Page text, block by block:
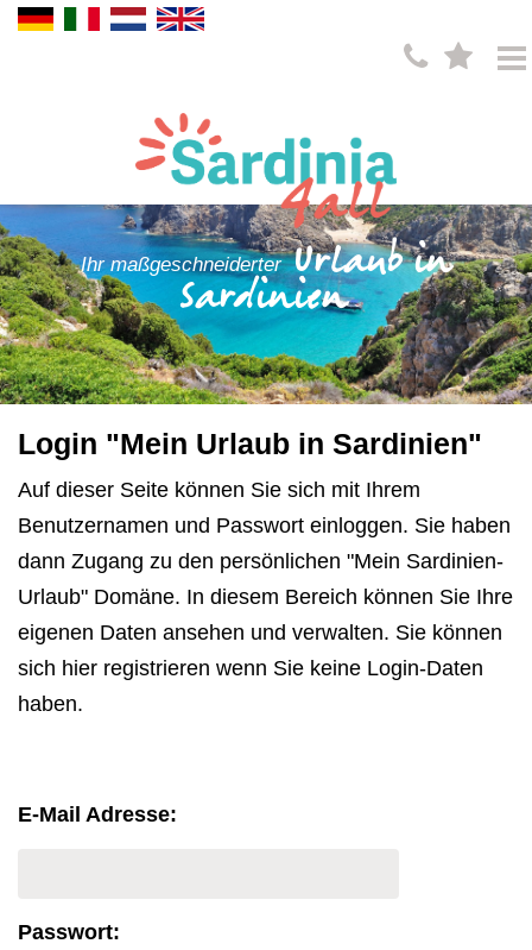
Ihr maßgeschneiderter Urlaub in
Sardinien
Login "Mein Urlaub in Sardinien"
Auf dieser Seite können Sie sich mit Ihrem
Benutzernamen und Passwort einloggen. Sie haben
dann Zugang zu den persönlichen "Mein Sardinien-
Urlaub" Domäne. In diesem Bereich können Sie Ihre
eigenen Daten ansehen und verwalten. Sie können
sich hier registrieren wenn Sie keine Login-Daten
haben.
E-Mail Adresse:
Passwort: